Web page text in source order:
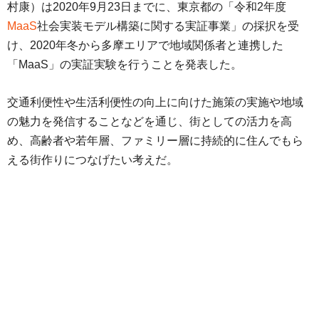
村康）は2020年9月23日までに、東京都の「令和2年度
MaaS社会実装モデル構築に関する実証事業」の採択を受
け、2020年冬から多摩エリアで地域関係者と連携した
「MaaS」の実証実験を行うことを発表した。
交通利便性や生活利便性の向上に向けた施策の実施や地域
の魅力を発信することなどを通じ、街としての活力を高
め、高齢者や若年層、ファミリー層に持続的に住んでもら
える街作りにつなげたい考えだ。